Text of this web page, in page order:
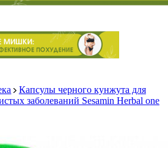
Капсулы черного кунжута для
заболеваний Sesamin Herbal one